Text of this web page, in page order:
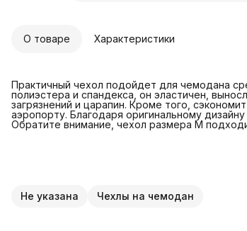
О товаре Характеристики
Практичный чехол подойдет для чемодана
полиэстера и спандекса, он эластичен,
загрязнений и царапин. Кроме того,
аэропорту. Благодаря оригинальному
Обратите внимание, чехол размера М
Не указана Чехлы на чемодан